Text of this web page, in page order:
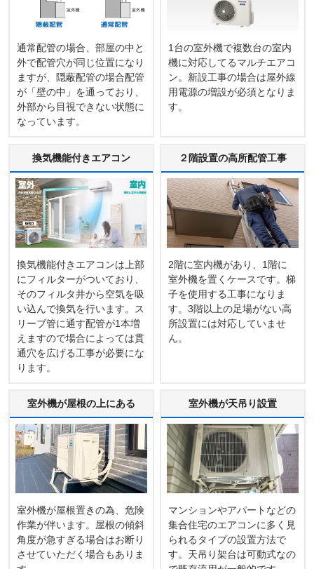
通常配管の場合、部屋の中と
外で配管穴が同じ位置になり
ますが、隠蔽配管の場合配管
が「壁の中」を通っており、
外部から目視できない状態に
なっています。
1台の室外機で複数台の室内
機に対応してるマルチエアコ
ン。新設工事の場合は屋外線
用電源の増設が必須となりま
す。
換気機能付きエアコン
換気機能付きエアコンは上部
にフィルターがついており、
そのフィルタ井から空気を吸
い込んで換気を行います。ス
リーブ管に通す配管が1本増
えますので場合によっては貫
通穴を広げる工事が必要にな
ります。
２階設置の高所配管工事
2階に室内機があり、1階に
室外機を置くケースです。梯
子を使用する工事になりま
す。3階以上の足場がない高
所設置には対応していませ
ん。
室外機が屋根の上にある
室外機が屋根置きの為、危険
作業が伴います。屋根の傾斜
角度が急すぎる場合はお断り
させていただく場合もありま
室外機が天吊り設置
マンションやアパートなどの
集合住宅のエアコンに多く見
られるタイプの設置方法で
す。天吊り架台は可動式なの